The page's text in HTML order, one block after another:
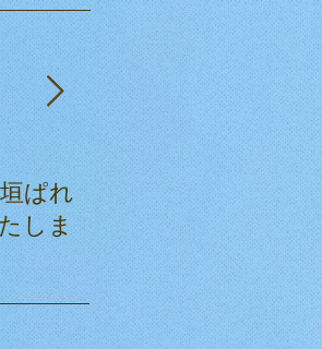
ぱれ
しま
ぱれっとクリスマス
会☆